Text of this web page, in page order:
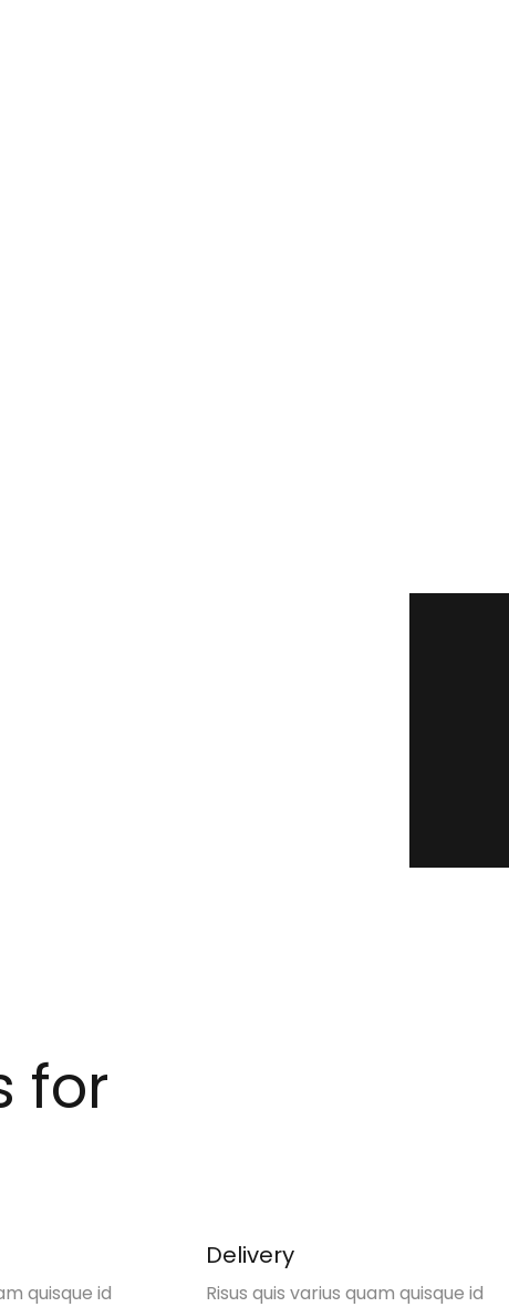
for
quisque id
Delivery
Risus quis varius quam quisque id